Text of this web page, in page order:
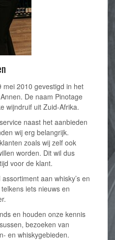
mei 2010 gevestigd in het
De naam Pinotage
wijndruif uit Zuid-Afrika.
naast het aanbieden
wij erg belangrijk.
zoals wij zelf ook
worden. Dit wil dus
voor de klant.
aan whisky’s en
iets nieuws en
en houden onze kennis
bezoeken van
en whiskygebieden.